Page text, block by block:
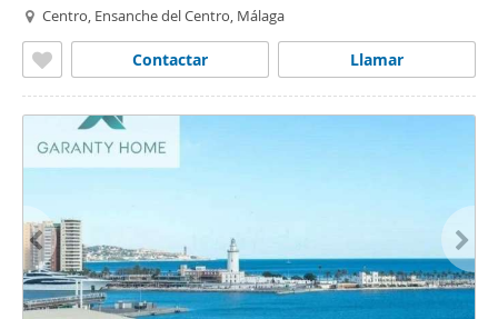
Centro, Ensanche del Centro, Málaga
Llamar
Contactar